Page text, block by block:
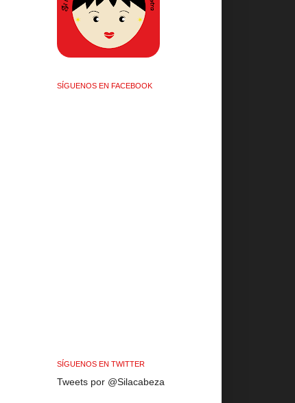
SÍGUENOS EN FACEBOOK
SÍGUENOS EN TWITTER
Tweets por @Silacabeza